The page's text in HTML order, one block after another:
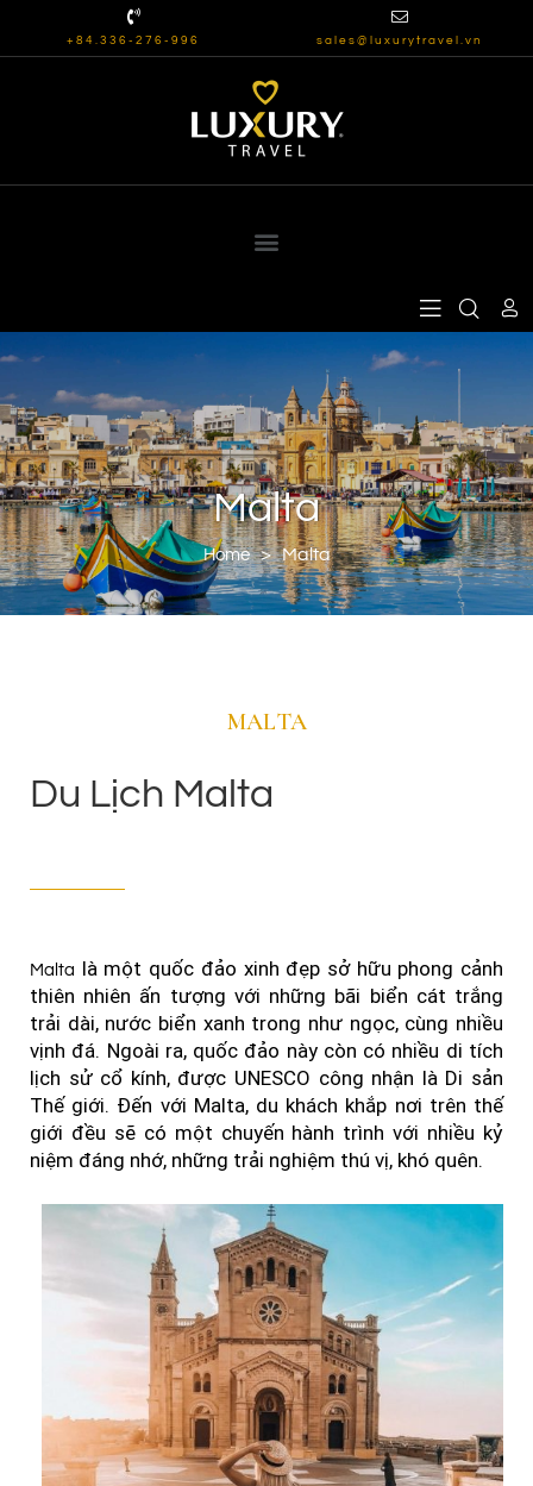
+84.336-276-996 sales@luxurytravel.vn
Malta
Home > Malta
MALTA
Du Lịch Malta
Malta là một quốc đảo xinh đẹp sở hữu phong cảnh
thiên nhiên ấn tượng với những bãi biển cát trắng
trải dài, nước biển xanh trong như ngọc, cùng nhiều
vịnh đá. Ngoài ra, quốc đảo này còn có nhiều di tích
lịch sử cổ kính, được UNESCO công nhận là Di sản
Thế giới. Đến với Malta, du khách khắp nơi trên thế
giới đều sẽ có một chuyến hành trình với nhiều kỷ
niệm đáng nhớ, những trải nghiệm thú vị, khó quên.